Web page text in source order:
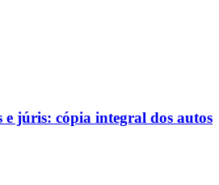
e júris: cópia integral dos autos